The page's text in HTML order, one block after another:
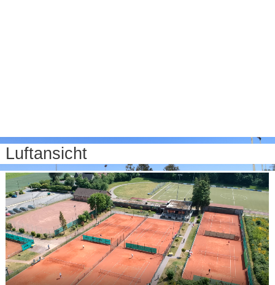
Luftansicht